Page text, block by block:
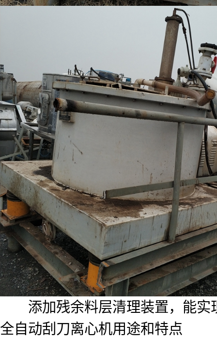
添加残余料层清理装置，能实
全自动刮刀离心机用途和特点